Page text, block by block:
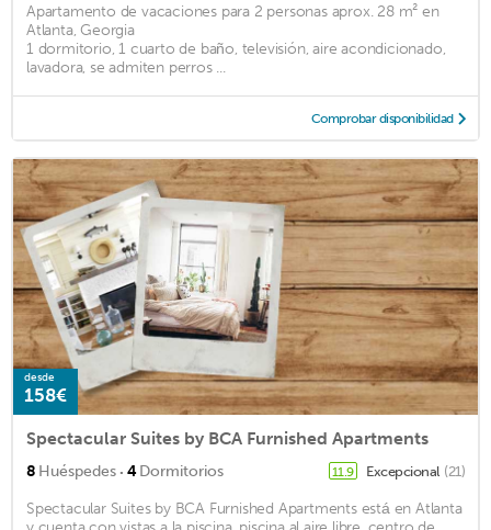
Apartamento de vacaciones para 2 personas aprox. 28 m² en
Atlanta, Georgia
1 dormitorio, 1 cuarto de baño, televisión, aire acondicionado,
lavadora, se admiten perros ...
Comprobar disponibilidad
desde
158€
Spectacular Suites by BCA Furnished Apartments
8 Huéspedes · 4Dormitorios 11.9 Excepcional (21)
Spectacular Suites by BCA Furnished Apartments está en Atlanta